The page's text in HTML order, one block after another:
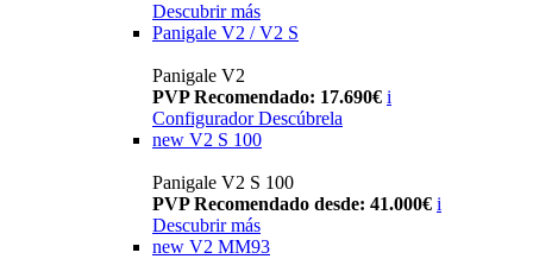
Descubrir más
Panigale V2 / V2 S
Panigale V2
PVP Recomendado: 17.690€ i
Configurador Descúbrela
new V2 S 100
Panigale V2 S 100
PVP Recomendado desde: 41.000€ i
Descubrir más
new V2 MM93